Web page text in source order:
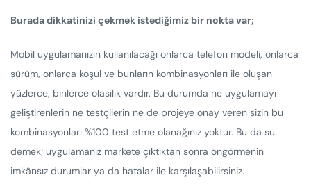
Burada dikkatinizi çekmek istediğimiz bir nokta var;
Mobil uygulamanızın kullanılacağı onlarca telefon modeli, onlarca
sürüm, onlarca koşul ve bunların kombinasyonları ile oluşan
yüzlerce, binlerce olasılık vardır. Bu durumda ne uygulamayı
geliştirenlerin ne testçilerin ne de projeye onay veren sizin bu
kombinasyonları %100 test etme olanağınız yoktur. Bu da su
demek; uygulamanız markete çıktıktan sonra öngörmenin
imkânsız durumlar ya da hatalar ile karşılaşabilirsiniz.